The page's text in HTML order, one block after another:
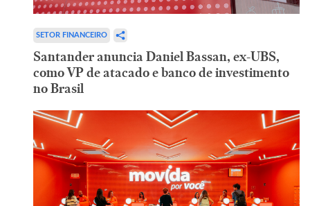
SETOR FINANCEIRO
Santander anuncia Daniel Bassan, ex-UBS,
como VP de atacado e banco de investimento
no Brasil